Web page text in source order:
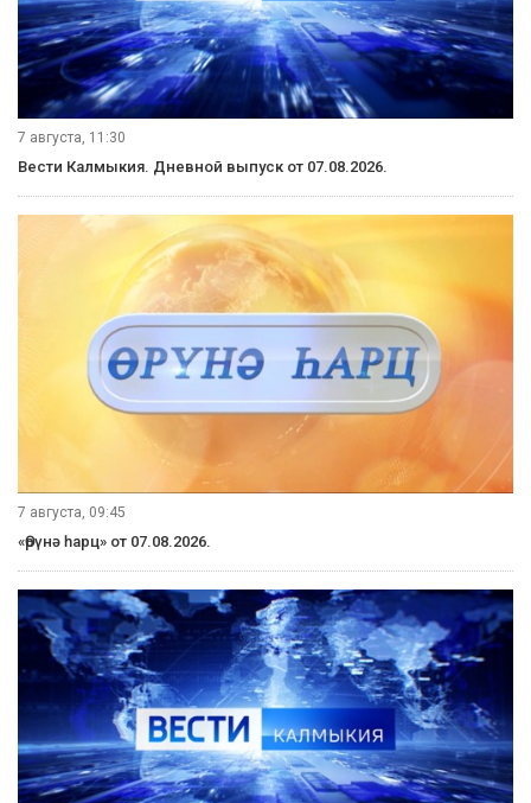
7 августа, 11:30
Вести Калмыкия. Дневной выпуск от 07.08.2026.
7 августа, 09:45
«Өрүнә һарц» от 07.08.2026.